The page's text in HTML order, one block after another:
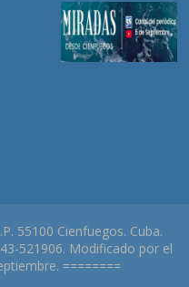
55100 Cienfuegos. Cuba.
521906. Modificado por el
========